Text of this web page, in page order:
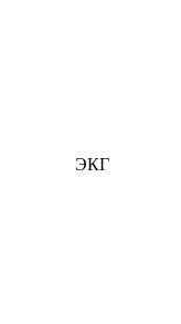
ЭКГ